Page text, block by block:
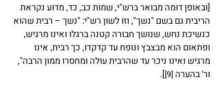
[ובאופן דומה מבואר ברש"י, שמות כב, כד, מדוע נקראת
הריבית גם בשם "נשך", וזו לשון רש"י: "נשך – רבית שהוא
כנשיכת נחש, שנושך חבורה קטנה ברגלו ואינו מרגיש,
ופתאום הוא מבצבץ ונופח עד קדקדו, כך רבית, אינו
מרגיש ואינו ניכר עד שהרבית עולה ומחסרו ממון הרבה",
ור' בהערה [9]
].